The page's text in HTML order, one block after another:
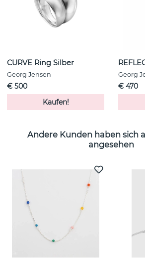
CURVE Ring Silber
Georg Jensen
€ 500
Kaufen!
Georg
€ 470
Andere Kunden haben sich
angesehen